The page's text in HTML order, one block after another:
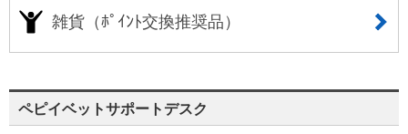
雑貨（ﾎﾟｲﾝﾄ交換推奨品）
ペピイベットサポートデスク